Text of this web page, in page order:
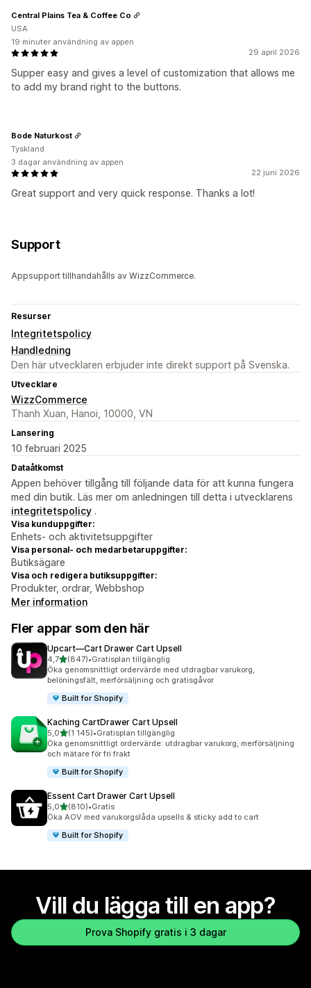
29 april 2026
Supper easy and gives a level of customization that allows me
to add my brand right to the buttons.
Central Plains Tea & Coffee Co
USA
19 minuter användning av appen
22 juni 2026
Great support and very quick response. Thanks a lot!
Bode Naturkost
Tyskland
3 dagar användning av appen
Support
Appsupport tillhandahålls av WizzCommerce.
Resurser
Integritetspolicy
Handledning
Den här utvecklaren erbjuder inte direkt support på Svenska.
Utvecklare
WizzCommerce
Thanh Xuan, Hanoi, 10000, VN
Lansering
10 februari 2025
Dataåtkomst
Appen behöver tillgång till följande data för att kunna fungera
med din butik. Läs mer om anledningen till detta i utvecklarens
integritetspolicy .
Visa kunduppgifter:
Enhets- och aktivitetsuppgifter
Visa personal- och medarbetaruppgifter:
Butiksägare
Visa och redigera butiksuppgifter:
Produkter, ordrar, Webbshop
Mer information
Fler appar som den här
Upcart—Cart Drawer Cart Upsell
4,7av 5 stjärnor
(847)
847 recensioner totalt
•Gratisplan tillgänglig
Öka genomsnittligt ordervärde med utdragbar varukorg,
belöningsfält, merförsäljning och gratisgåvor
Built for Shopify
Kaching CartDrawer Cart Upsell
5,0av 5 stjärnor
(1 145)
1145 recensioner totalt
•Gratisplan tillgänglig
Öka genomsnittligt ordervärde: utdragbar varukorg, merförsäljning
och mätare för fri frakt
Built for Shopify
Essent Cart Drawer Cart Upsell
5,0av 5 stjärnor
(810)
810 recensioner totalt
•Gratis
Öka AOV med varukorgslåda upsells & sticky add to cart
Built for Shopify
Vill du lägga till en app?
Prova Shopify gratis i 3 dagar